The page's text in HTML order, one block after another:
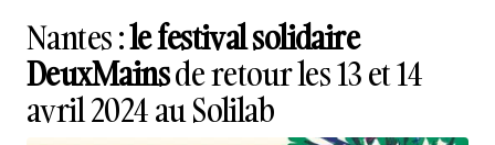
Nantes :le festival solidaire
DeuxMainsde retour les 13 et 14
avril 2024 au Solilab